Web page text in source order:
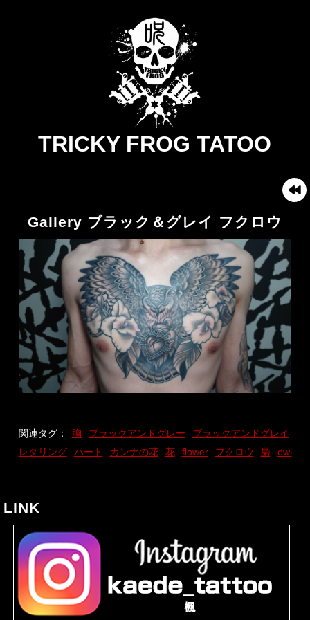
TRICKY FROG TATOO
Gallery ブラック＆グレイ フクロウ
関連タグ： 胸 ブラックアンドグレー
ブラックアンドグレイ
レタリング
ハート カンナの花 花 flower フクロウ 梟 owl
LINK